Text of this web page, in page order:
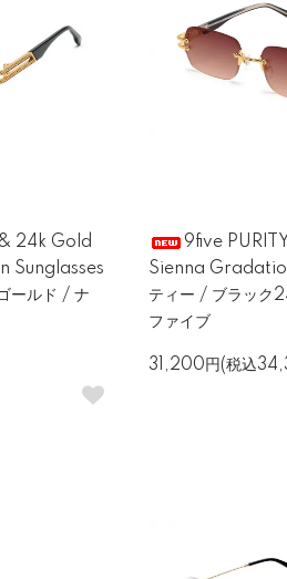
24k Gold
Sunglasses
ールド / ナ
9five
Sienna
ティー / ブラック
ファイブ
31,200円(税込